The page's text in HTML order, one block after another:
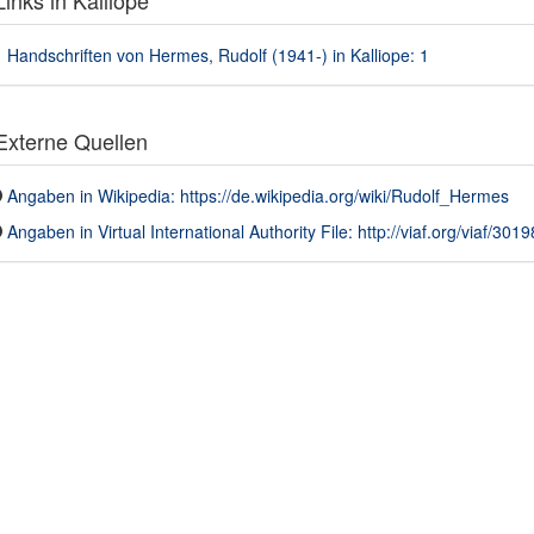
Handschriften von Hermes, Rudolf (1941-) in Kalliope: 1
Quellen
Angaben in Wikipedia: https://de.wikipedia.org/wiki/Rudolf_Hermes
Angaben in Virtual International Authority File: http://viaf.org/viaf/